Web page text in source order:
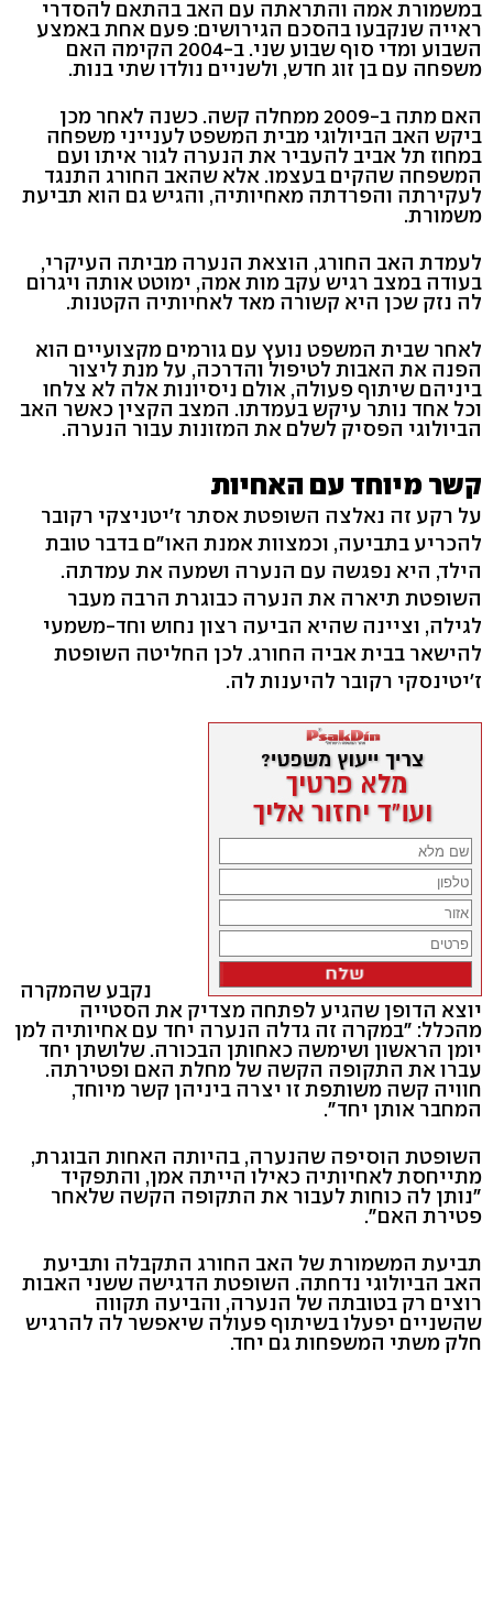
במשמורת אמה והתראתה עם האב בהתאם להסדרי
ראייה שנקבעו בהסכם הגירושים: פעם אחת באמצע
השבוע ומדי סוף שבוע שני. ב-2004 הקימה האם
משפחה עם בן זוג חדש, ולשניים נולדו שתי בנות.
האם מתה ב-2009 ממחלה קשה. כשנה לאחר מכן
ביקש האב הביולוגי מבית המשפט לענייני משפחה
במחוז תל אביב להעביר את הנערה לגור איתו ועם
המשפחה שהקים בעצמו. אלא שהאב החורג התנגד
לעקירתה והפרדתה מאחיותיה, והגיש גם הוא תביעת
משמורת.
לעמדת האב החורג, הוצאת הנערה מביתה העיקרי,
בעודה במצב רגיש עקב מות אמה, ימוטט אותה ויגרום
לה נזק שכן היא קשורה מאד לאחיותיה הקטנות.
לאחר שבית המשפט נועץ עם גורמים מקצועיים הוא
הפנה את האבות לטיפול והדרכה, על מנת ליצור
ביניהם שיתוף פעולה, אולם ניסיונות אלה לא צלחו
וכל אחד נותר עיקש בעמדתו. המצב הקצין כאשר האב
הביולוגי הפסיק לשלם את המזונות עבור הנערה.
קשר מיוחד עם האחיות
על רקע זה נאלצה השופטת אסתר ז'יטניצקי רקובר
להכריע בתביעה, וכמצוות אמנת האו"ם בדבר טובת
הילד, היא נפגשה עם הנערה ושמעה את עמדתה.
השופטת תיארה את הנערה כבוגרת הרבה מעבר
לגילה, וציינה שהיא הביעה רצון נחוש וחד-משמעי
להישאר בבית אביה החורג. לכן החליטה השופטת
ז'יטינסקי רקובר להיענות לה.
נקבע שהמקרה
יוצא הדופן שהגיע לפתחה מצדיק את הסטייה
מהכלל: "במקרה זה גדלה הנערה יחד עם אחיותיה למן
יומן הראשון ושימשה כאחותן הבכורה. שלושתן יחד
עברו את התקופה הקשה של מחלת האם ופטירתה.
חוויה קשה משותפת זו יצרה ביניהן קשר מיוחד,
המחבר אותן יחד".
השופטת הוסיפה שהנערה, בהיותה האחות הבוגרת,
מתייחסת לאחיותיה כאילו הייתה אמן, והתפקיד
"נותן לה כוחות לעבור את התקופה הקשה שלאחר
פטירת האם".
תביעת המשמורת של האב החורג התקבלה ותביעת
האב הביולוגי נדחתה. השופטת הדגישה ששני האבות
רוצים רק בטובתה של הנערה, והביעה תקווה
שהשניים יפעלו בשיתוף פעולה שיאפשר לה להרגיש
חלק משתי המשפחות גם יחד.